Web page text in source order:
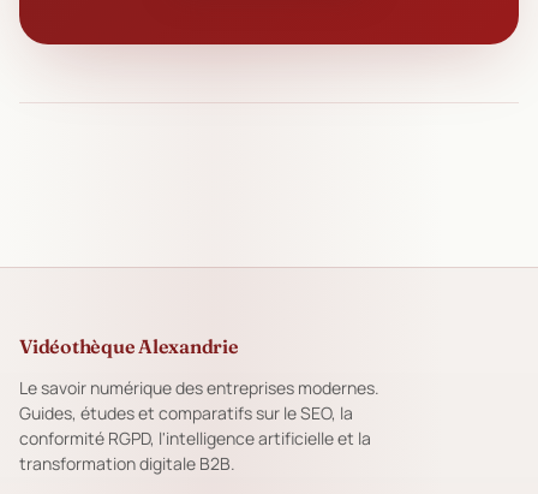
Vidéothèque Alexandrie
Le savoir numérique des entreprises modernes.
Guides, études et comparatifs sur le SEO, la
conformité RGPD, l'intelligence artificielle et la
transformation digitale B2B.